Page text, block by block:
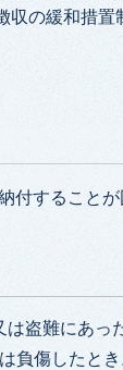
収の緩和措
付すること
盗難にあっ
負傷したとき